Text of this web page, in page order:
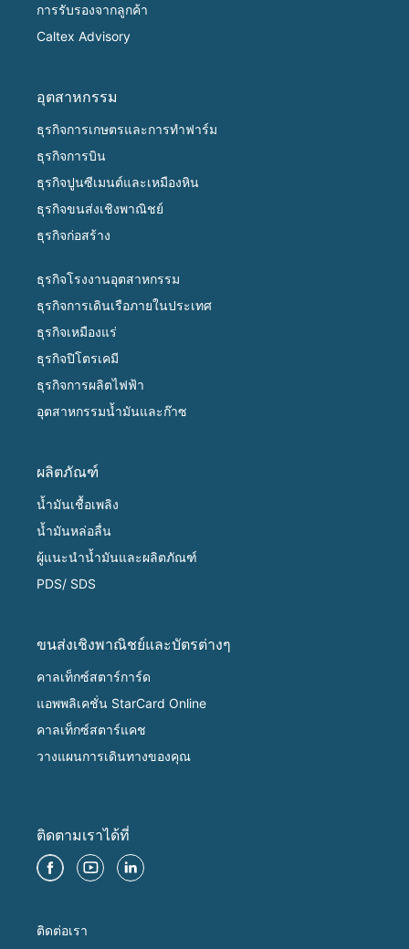
การรับรองจากลูกค้า
Caltex Advisory
อุตสาหกรรม
ธุรกิจการเกษตรและการทำฟาร์ม
ธุรกิจการบิน
ธุรกิจปูนซีเมนต์และเหมืองหิน
ธุรกิจขนส่งเชิงพาณิชย์
ธุรกิจก่อสร้าง
ธุรกิจโรงงานอุตสาหกรรม
ธุรกิจการเดินเรือภายในประเทศ
ธุรกิจเหมืองแร่
ธุรกิจปิโตรเคมี
ธุรกิจการผลิตไฟฟ้า
อุตสาหกรรมน้ำมันและก๊าซ
ผลิตภัณฑ์
น้ำมันเชื้อเพลิง
น้ำมันหล่อลื่น
ผู้แนะนำน้ำมันและผลิตภัณฑ์
PDS/ SDS
ขนส่งเชิงพาณิชย์และบัตรต่างๆ
คาลเท็กซ์สตาร์การ์ด
แอพพลิเคชั่น StarCard Online
คาลเท็กซ์สตาร์แคช
วางแผนการเดินทางของคุณ
ติดตามเราได้ที่
ติดต่อเรา